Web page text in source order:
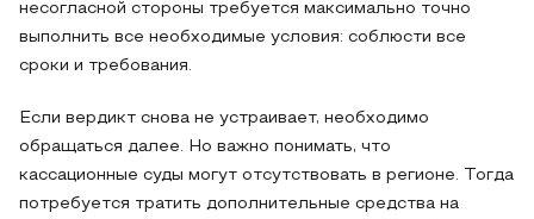
несогласной стороны требуется максимально точно
выполнить все необходимые условия: соблюсти все
сроки и требования.
Если вердикт снова не устраивает, необходимо
обращаться далее. Но важно понимать, что
кассационные суды могут отсутствовать в регионе. Тогда
потребуется тратить дополнительные средства на